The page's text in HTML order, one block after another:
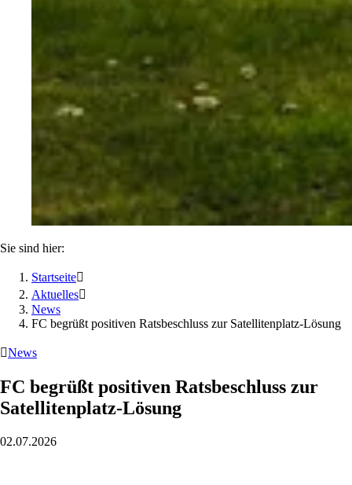
Sie sind hier:
Startseite
Aktuelles
News
FC begrüßt positiven Ratsbeschluss zur Satellitenplatz-Lösung
News
FC begrüßt positiven Ratsbeschluss zur
Satellitenplatz-Lösung
02.07.2026